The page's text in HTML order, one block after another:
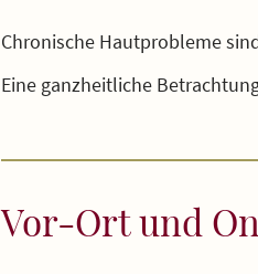
Chronische Hautprobleme
Eine ganzheitliche
Vor-Ort und